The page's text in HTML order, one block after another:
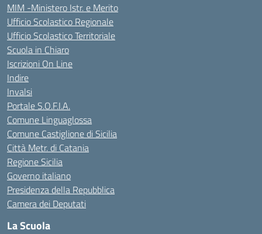
MIM -Ministero Istr. e Merito
Ufficio Scolastico Regionale
Ufficio Scolastico Territoriale
Scuola in Chiaro
Iscrizioni On Line
Indire
Invalsi
Portale S.O.F.I.A.
Comune Linguaglossa
Comune Castiglione di Sicilia
Città Metr. di Catania
Regione Sicilia
Governo italiano
Presidenza della Repubblica
Camera dei Deputati
La Scuola